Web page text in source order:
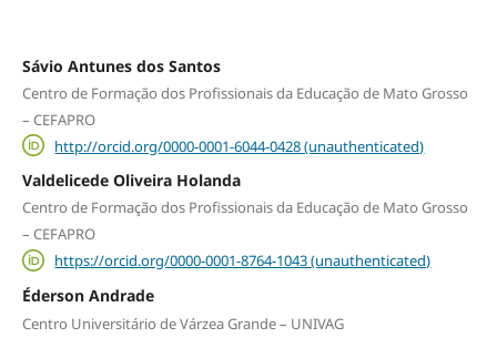
Sávio Antunes dos Santos
Centro de Formação dos Profissionais da Educação de Mato Grosso
– CEFAPRO
http://orcid.org/0000-0001-6044-0428 (unauthenticated)
Valdelicede Oliveira Holanda
Centro de Formação dos Profissionais da Educação de Mato Grosso
– CEFAPRO
https://orcid.org/0000-0001-8764-1043 (unauthenticated)
Éderson Andrade
Centro Universitário de Várzea Grande – UNIVAG